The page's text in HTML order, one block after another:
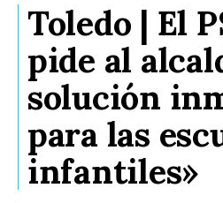
Toledo | El
pide al
solución
para las
infantiles»